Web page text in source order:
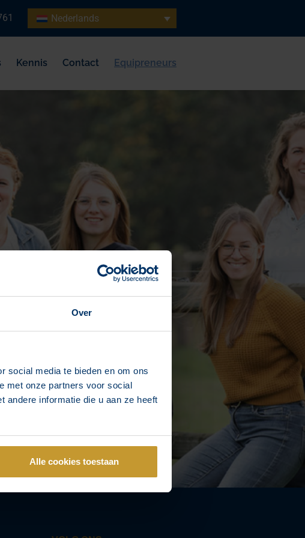
Over
social media te bieden en om ons
met onze partners voor social
andere informatie die u aan ze heeft
Alle cookies toestaan
Nederlands
Kennis Contact Equipreneurs
daar.